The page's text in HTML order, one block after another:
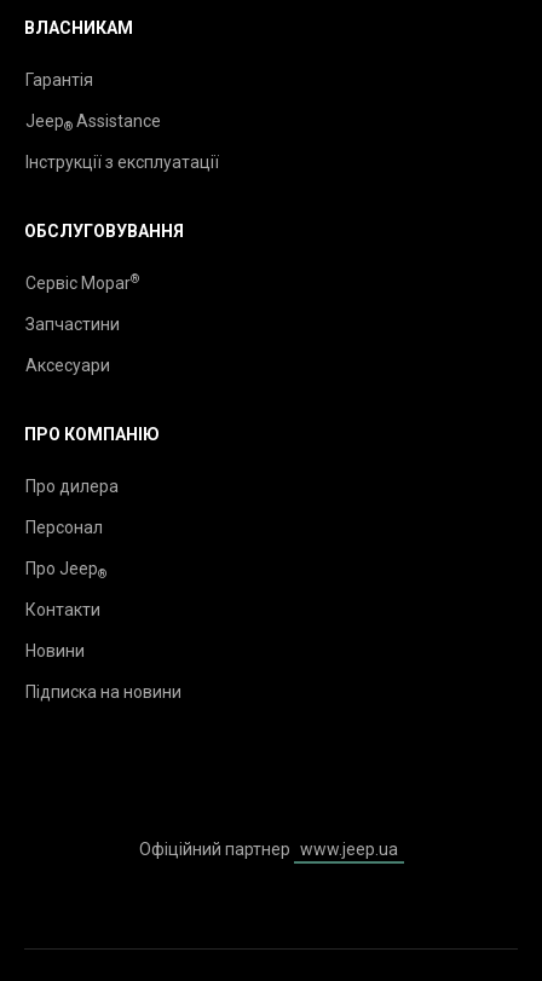
ВЛАСНИКАМ
Гарантія
Jeep® Assistance
Інструкції з експлуатації
ОБСЛУГОВУВАННЯ
Сервіс Mopar®
Запчастини
Аксесуари
ПРО КОМПАНІЮ
Про дилера
Персонал
Про Jeep®
Контакти
Новини
Підписка на новини
Офіційний партнер www.jeep.ua